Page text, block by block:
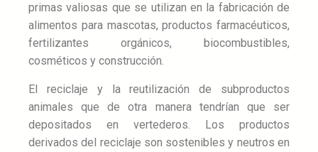
primas valiosas que se utilizan en la fabricación de
alimentos para mascotas, productos farmacéuticos,
fertilizantes orgánicos, biocombustibles,
cosméticos y construcción.
El reciclaje y la reutilización de subproductos
animales que de otra manera tendrían que ser
depositados en vertederos. Los productos
derivados del reciclaje son sostenibles y neutros en